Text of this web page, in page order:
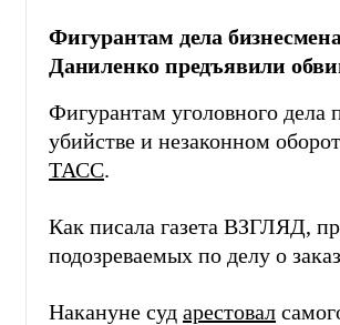
Фигурантам дела
Даниленко предъявили
Фигурантам уголовного дела
убийстве и незаконном
ТАСС.
Как писала газета ВЗГЛЯД,
подозреваемых по делу о
Накануне суд арестовал